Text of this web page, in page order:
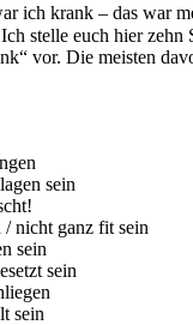
ich krank – das war
stelle euch hier zehn
vor. Die meisten
sein
nicht ganz fit sein
sein
sein
sein